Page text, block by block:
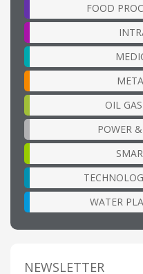
FOOD
OIL
POWER
WATER
NEWSLETTER